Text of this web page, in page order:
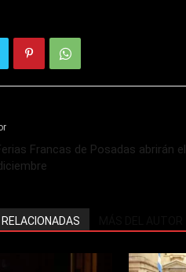
Francas de Posadas abrirán el